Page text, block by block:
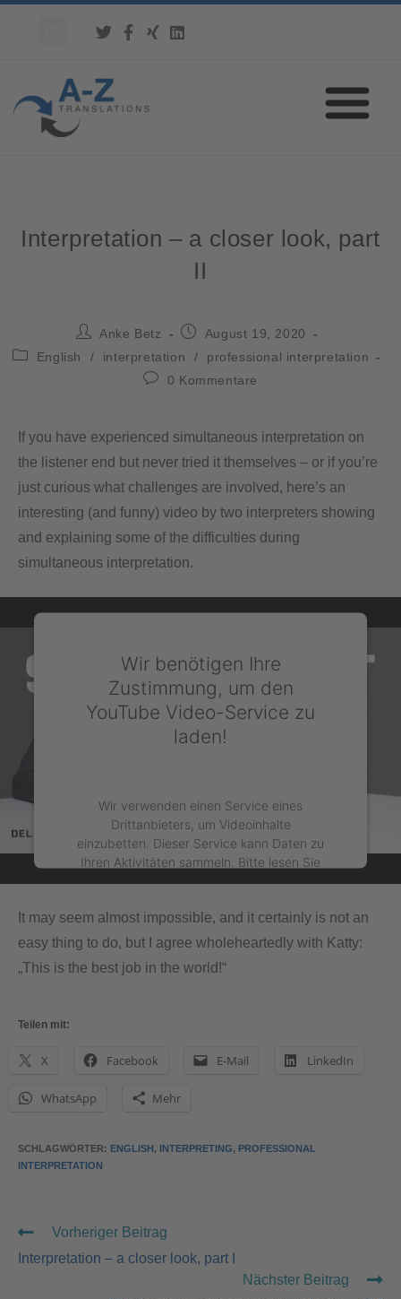
Interpretation – a closer look, part
II
Anke Betz
August 19, 2020
English
/ interpretation /
professional interpretation
0 Kommentare
If you have experienced simultaneous interpretation on
the listener end but never tried it themselves – or if you’re
just curious what challenges are involved, here’s an
interesting (and funny) video by two interpreters showing
and explaining some of the difficulties during
simultaneous interpretation.
Wir benötigen Ihre
Zustimmung, um den
YouTube Video-Service zu
laden!
Wir verwenden einen Service eines
Drittanbieters, um Videoinhalte
einzubetten. Dieser Service kann Daten zu
Ihren Aktivitäten sammeln. Bitte lesen Sie
anzusehen.
Mehr Informationen
Platform
&eRecht24
It may seem almost impossible, and it certainly is not an
easy thing to do, but I agree wholeheartedly with Katty:
„This is the best job in the world!“
Teilen mit:
X Facebook E-Mail LinkedIn
WhatsApp Mehr
SCHLAGWÖRTER: ENGLISH, INTERPRETING, PROFESSIONAL
INTERPRETATION
Vorheriger Beitrag
Interpretation – a closer look, part I
Nächster Beitrag